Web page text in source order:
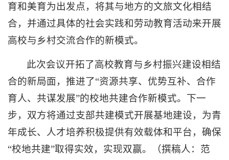
育和美育为出发点，将其与地方的文旅文化相结
合，并通过具体的社会实践和劳动教育活动来开展
高校与乡村交流合作的新模式。
此次会议开拓了高校教育与乡村振兴建设相结
合的新局面，推进了“资源共享、优势互补、合作
育人、共谋发展”的校地共建合作新模式。下一
步，双方将通过支部共建模式开展基地建设，为青
年成长、人才培养积极提供有效载体和平台，确保
“校地共建”取得实效，实现双赢。（撰稿人：范